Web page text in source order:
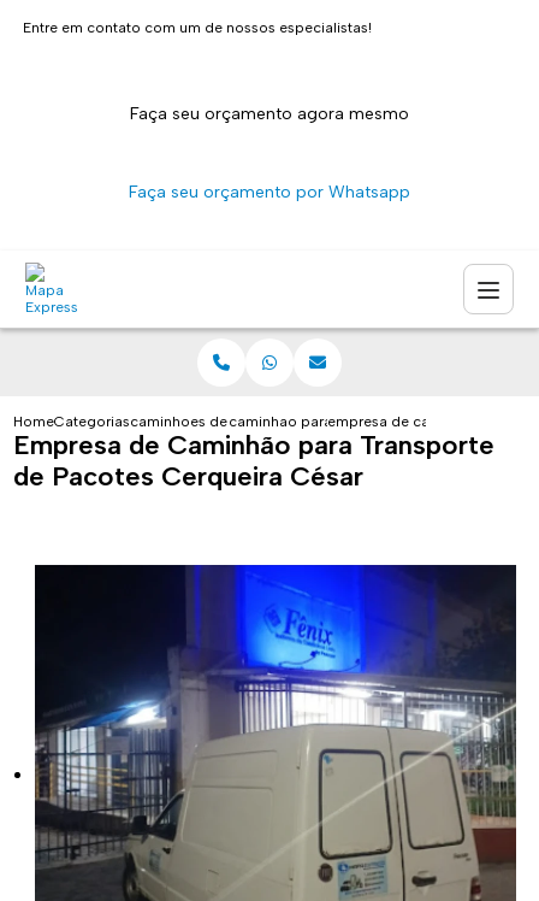
Entre em contato com um de nossos especialistas!
Faça seu orçamento agora mesmo
Faça seu orçamento por Whatsapp
HomeCategoriascaminhoes de entregacaminhao para entrega de encomendas sao
empresa de caminhao para
Empresa de Caminhão para Transporte
de Pacotes Cerqueira César